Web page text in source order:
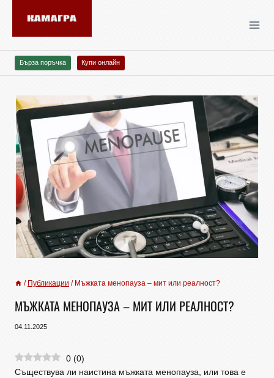
Бърза поръчка Купи онлайн
/ Публикации / Мъжката менопауза – мит или реалност?
МЪЖКАТА МЕНОПАУЗА – МИТ ИЛИ РЕАЛНОСТ?
04.11.2025
0 (0)
Съществува ли наистина мъжката менопауза, или това е